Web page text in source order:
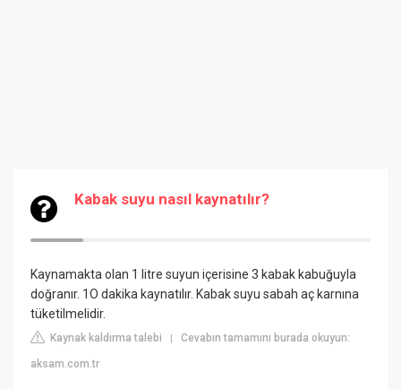
Kabak suyu nasıl kaynatılır?
Kaynamakta olan 1 litre suyun içerisine 3 kabak kabuğuyla
doğranır. 1O dakika kaynatılır. Kabak suyu sabah aç karnına
tüketilmelidir.
Kaynak kaldırma talebi |Cevabın tamamını burada okuyun:
aksam.com.tr